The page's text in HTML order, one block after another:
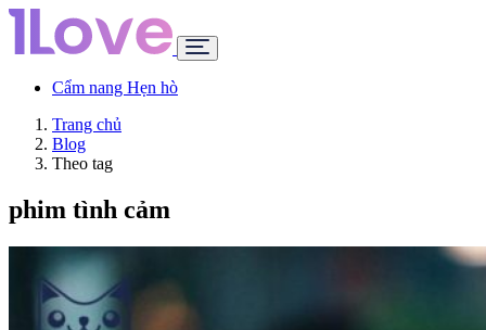
Cẩm nang Hẹn hò
Trang chủ
Blog
Theo tag
phim tình cảm